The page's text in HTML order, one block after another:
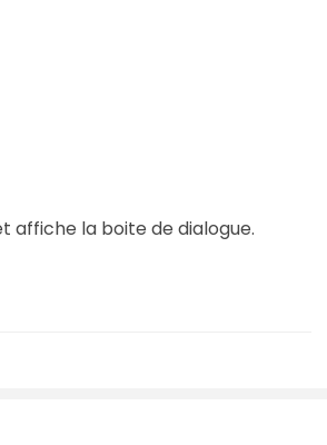
affiche la boite de dialogue.